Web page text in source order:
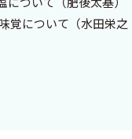
新薬や弁膜症に対す
しています．心不全栄
のエビデンスの構築が
げましたが，現在，心
行われ，心不全患者
ついて（肥後太基）
について（水田栄之
腔トラブル・嚥下障
化吸収障害（大谷朋